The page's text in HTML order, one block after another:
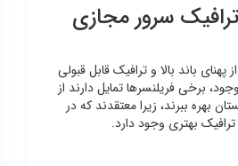
سرور مجازی
پهنای باند بالا و ترافیک قابل قبولی
برخی فریلنسرها تمایل دارند از
بهره ببرند، زیرا معتقدند که در
بهتری وجود دارد.